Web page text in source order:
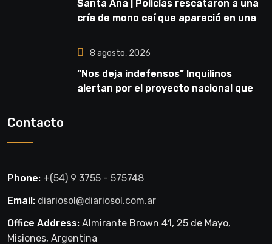
Santa Ana | Policías rescataron a una
cría de mono caí que apareció en una
8 agosto, 2026
“Nos deja indefensos” Inquilinos
alertan por el proyecto nacional que
Contacto
Phone: +(54) 9 3755 - 575748
Email: diariosol@diariosol.com.ar
Office Address: Almirante Brown 41, 25 de Mayo,
Misiones, Argentina